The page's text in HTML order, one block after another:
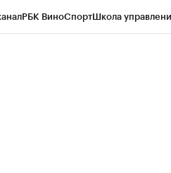
РБК ВиноСпортШкола